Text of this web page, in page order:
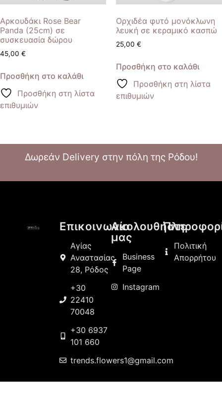
Αρκουδάκι Rose Bear
Panda (25cm) σε
συσκευασία δώρου
45,00 €
Προσθήκη στο καλάθι
Προσθήκη στη λίστα
επιθυμιών
Ορχιδέα φυτό μονόκλωνη
λευκή σε κεραμικό κασπώ
25,00 €
Προσθήκη στο καλάθι
Προσθήκη στη λίστα
επιθυμιών
Δωρεάν Delivery στην πόλη της Ρόδου!
Επικοινωνία
Αγίας
Αναστασίας
28, Ρόδος
+30
22410
70048
+30 6937
101 660
trends.flowers1@gmail.com
Ακολουθήστε
μας
Business
Page
Instagram
Πολιτική
Απορρήτου